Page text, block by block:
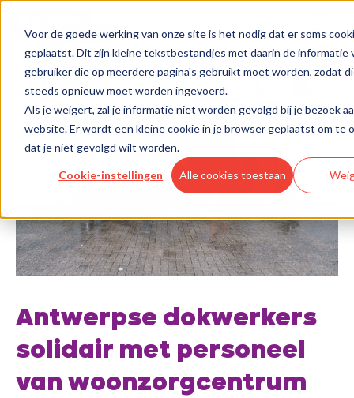
Voor de goede werking van onze site is het nodig dat er soms
geplaatst. Dit zijn kleine tekstbestandjes met daarin de informatie
gebruiker die op meerdere pagina's gebruikt moet worden, zodat
steeds opnieuw moet worden ingevoerd.
Als je weigert, zal je informatie niet worden gevolgd bij je bezoek
website. Er wordt een kleine cookie in je browser geplaatst om te
dat je niet gevolgd wilt worden.
Cookie-instellingen Alle cookies toestaan
Antwerpse dokwerkers
solidair met personeel
van woonzorgcentrum